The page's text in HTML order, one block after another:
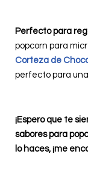
Perfecto para
popcorn para
Corteza de
perfecto para
¡Espero que te
sabores para
lo haces, ¡me